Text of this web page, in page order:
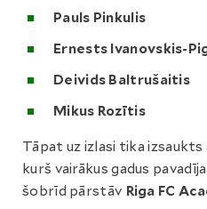
Pauls Pinkulis
Ernests Ivanovskis-
Deivids Baltrušaitis
Mikus Rozītis
Tāpat uz izlasi tika
kurš vairākus gadus
šobrīd pārstāv Riga FC